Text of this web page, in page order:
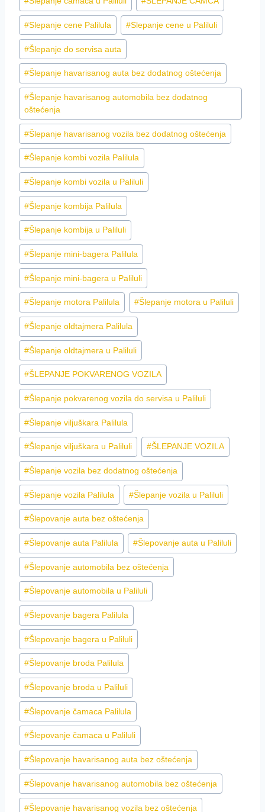
#Slepanje cene Palilula #Slepanje cene u Paliluli
#Šlepanje do servisa auta
#Šlepanje havarisanog auta bez dodatnog oštećenja
#Šlepanje havarisanog automobila bez dodatnog
oštećenja
#Šlepanje havarisanog vozila bez dodatnog oštećenja
#Šlepanje kombi vozila Palilula
#Šlepanje kombi vozila u Paliluli
#Šlepanje kombija Palilula
#Šlepanje kombija u Paliluli
#Šlepanje mini-bagera Palilula
#Šlepanje mini-bagera u Paliluli
#Šlepanje motora Palilula #Šlepanje motora u Paliluli
#Šlepanje oldtajmera Palilula
#Šlepanje oldtajmera u Paliluli
#ŠLEPANJE POKVARENOG VOZILA
#Šlepanje pokvarenog vozila do servisa u Paliluli
#Šlepanje viljuškara Palilula
#Šlepanje viljuškara u Paliluli #ŠLEPANJE VOZILA
#Šlepanje vozila bez dodatnog oštećenja
#Šlepanje vozila Palilula #Šlepanje vozila u Paliluli
#Šlepovanje auta bez oštećenja
#Šlepovanje auta Palilula #Šlepovanje auta u Paliluli
#Šlepovanje automobila bez oštećenja
#Šlepovanje automobila u Paliluli
#Šlepovanje bagera Palilula
#Šlepovanje bagera u Paliluli
#Šlepovanje broda Palilula
#Šlepovanje broda u Paliluli
#Šlepovanje čamaca Palilula
#Šlepovanje čamaca u Paliluli
#Šlepovanje havarisanog auta bez oštećenja
#Šlepovanje havarisanog automobila bez oštećenja
#Šlepovanje havarisanog vozila bez oštećenja